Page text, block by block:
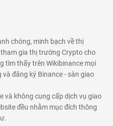
chóng, minh bạch về thị
gia thị trường Crypto cho
tìm thấy trên Wikibinance mọi
đăng ký Binance - sàn giao
và không cung cấp dịch vụ giao
đều nhằm mục đích thông